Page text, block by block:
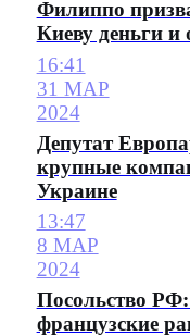
Филиппо
Киеву деньги и
16:41
31 МАР
2024
Депутат
крупные
Украине
13:47
8 МАР
2024
Посольство РФ:
французские